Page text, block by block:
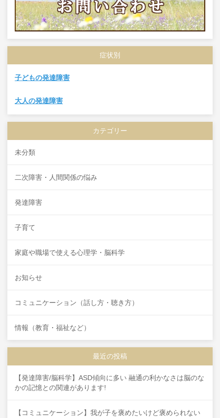
症状別
子どもの発達障害
大人の発達障害
カテゴリー
未分類
二次障害・人間関係の悩み
発達障害
子育て
家庭や職場で使える心理学・脳科学
お知らせ
コミュニケーション（話し方・聴き方）
情報（教育・福祉など）
最近の投稿
【発達障害/脳科学】ASD傾向に多い 融通の利かなさは脳のな
かの記憶との関連があります!
【コミュニケーション】我が子を褒めたいけど褒められない